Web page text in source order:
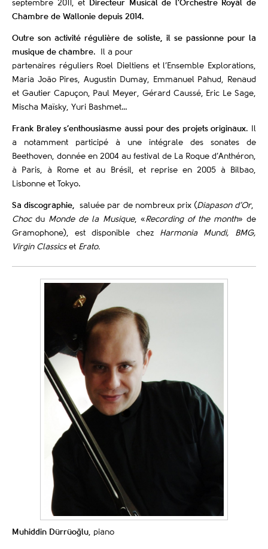
septembre 2011, et Directeur Musical de l’Orchestre Royal de
Chambre de Wallonie depuis 2014.
Outre son activité régulière de soliste, il se passionne pour la
musique de chambre. Il a pour
partenaires réguliers Roel Dieltiens et l’Ensemble Explorations,
Maria João Pires, Augustin Dumay, Emmanuel Pahud, Renaud
et Gautier Capuçon, Paul Meyer, Gérard Caussé, Eric Le Sage,
Mischa Maïsky, Yuri Bashmet…
Frank Braley s’enthousiasme aussi pour des projets originaux. Il
a notamment participé à une intégrale des sonates de
Beethoven, donnée en 2004 au festival de La Roque d’Anthéron,
à Paris, à Rome et au Brésil, et reprise en 2005 à Bilbao,
Lisbonne et Tokyo.
Sa discographie, saluée par de nombreux prix (Diapason d’Or,
Chocdu Monde de la Musique, «Recording of the month» de
Gramophone), est disponible chez Harmonia Mundi, BMG,
Virgin Classics et Erato.
Muhiddin Dürrüoğlu, piano